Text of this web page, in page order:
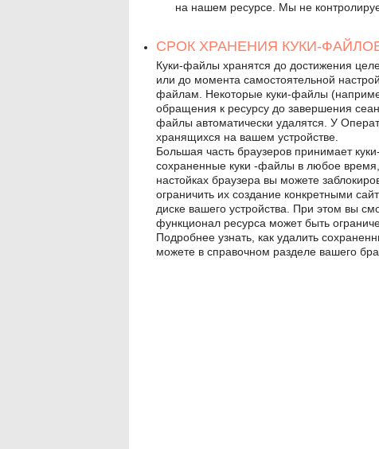
на нашем ресурсе. Мы не
СРОК ХРАНЕНИЯ КУКИ-
Куки-файлы хранятся до достижения
или до момента самостоятельной
файлам. Некоторые куки-файлы
обращения к ресурсу до завершения
файлы автоматически удалятся. У
хранящихся на вашем устройстве.
Большая часть браузеров принимает
сохраненные куки -файлы в любое
настойках браузера вы можете
ограничить их создание конкретными
диске вашего устройства. При этом вы
функционал ресурса может быть
Подробнее узнать, как удалить
можете в справочном разделе вашего